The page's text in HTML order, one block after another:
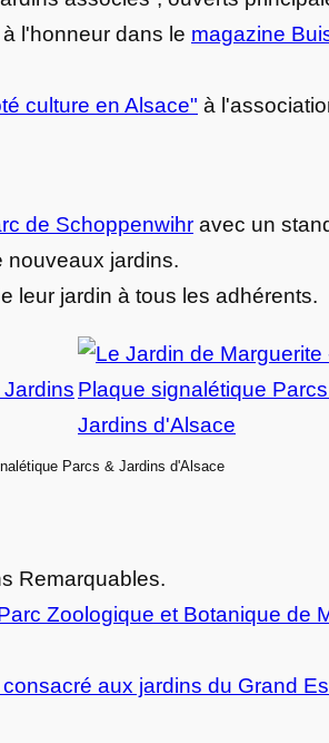
l'honneur dans le magazine
culture en Alsace" à
de Schoppenwihr avec un
nouveaux jardins.
leur jardin à tous les adhérents.
Parcs & Jardins d'Alsace
Remarquables.
Zoologique et Botanique de
aux jardins du Grand